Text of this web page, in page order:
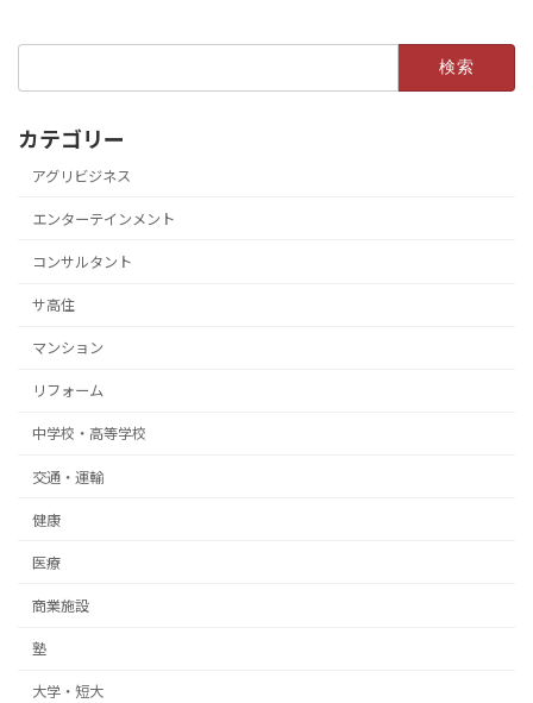
カテゴリー
アグリビジネス
エンターテインメント
コンサルタント
サ高住
マンション
リフォーム
中学校・高等学校
交通・運輸
健康
医療
商業施設
塾
大学・短大